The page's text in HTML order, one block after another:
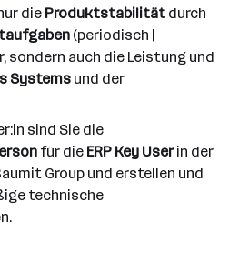
die Produktstabilität durch
(periodisch |
sondern auch die Leistung und
Systems und der
sind Sie die
für die ERP Key Userin der
Group und erstellen und
technische